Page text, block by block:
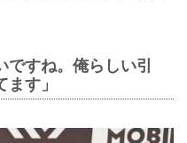
すね。俺らしい引
す」